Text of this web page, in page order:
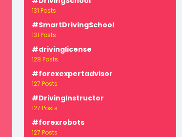
131 Posts
#SmartDrivingSchool
131 Posts
#drivinglicense
128 Posts
#forexexpertadvisor
127 Posts
#DrivingInstructor
127 Posts
#forexrobots
127 Posts